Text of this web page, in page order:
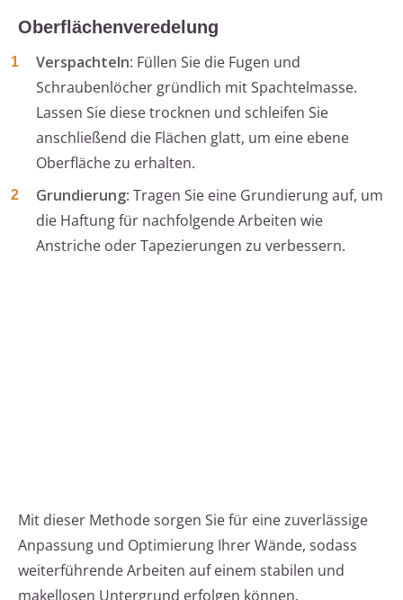
Oberflächenveredelung
Verspachteln: Füllen Sie die Fugen und
Schraubenlöcher gründlich mit Spachtelmasse.
Lassen Sie diese trocknen und schleifen Sie
anschließend die Flächen glatt, um eine ebene
Oberfläche zu erhalten.
Grundierung: Tragen Sie eine Grundierung auf, um
die Haftung für nachfolgende Arbeiten wie
Anstriche oder Tapezierungen zu verbessern.
Mit dieser Methode sorgen Sie für eine zuverlässige
Anpassung und Optimierung Ihrer Wände, sodass
weiterführende Arbeiten auf einem stabilen und
makellosen Untergrund erfolgen können.